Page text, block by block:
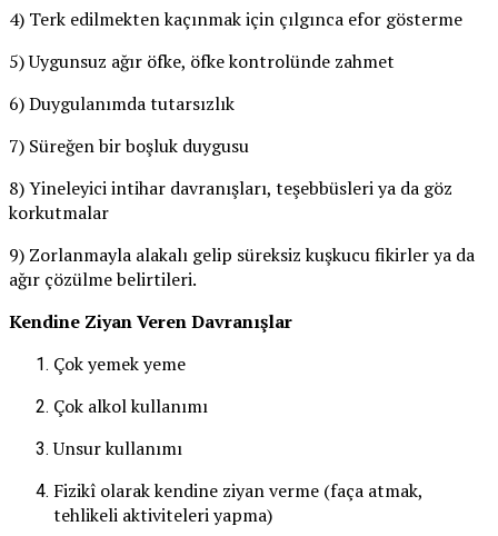
4) Terk edilmekten kaçınmak için çılgınca efor gösterme
5) Uygunsuz ağır öfke, öfke kontrolünde zahmet
6) Duygulanımda tutarsızlık
7) Süreğen bir boşluk duygusu
8) Yineleyici intihar davranışları, teşebbüsleri ya da göz
korkutmalar
9) Zorlanmayla alakalı gelip süreksiz kuşkucu fikirler ya da
ağır çözülme belirtileri.
Kendine Ziyan Veren Davranışlar
Çok yemek yeme
Çok alkol kullanımı
Unsur kullanımı
Fizikî olarak kendine ziyan verme (faça atmak,
tehlikeli aktiviteleri yapma)